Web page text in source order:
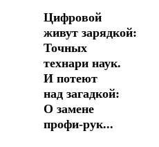
Цифровой
живут зарядкой:
Точных
технари наук.
И потеют
над загадкой:
О замене
профи-рук...